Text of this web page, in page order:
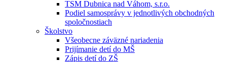
TSM Dubnica nad Váhom, s.r.o.
Podiel samosprávy v jednotlivých obchodných
spoločnostiach
Školstvo
Všeobecne záväzné nariadenia
Prijímanie detí do MŠ
Zápis detí do ZŠ